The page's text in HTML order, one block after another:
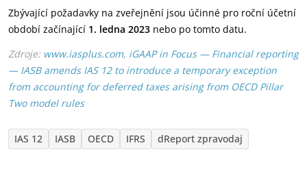
Zbývající požadavky na zveřejnění jsou účinné pro roční účetní
období začínající 1. ledna 2023 nebo po tomto datu.
Zdroje: www.iasplus.com, iGAAP in Focus — Financial reporting
— IASB amends IAS 12 to introduce a temporary exception
from accounting for deferred taxes arising from OECD Pillar
Two model rules
IAS 12 IASB OECD IFRS dReport zpravodaj